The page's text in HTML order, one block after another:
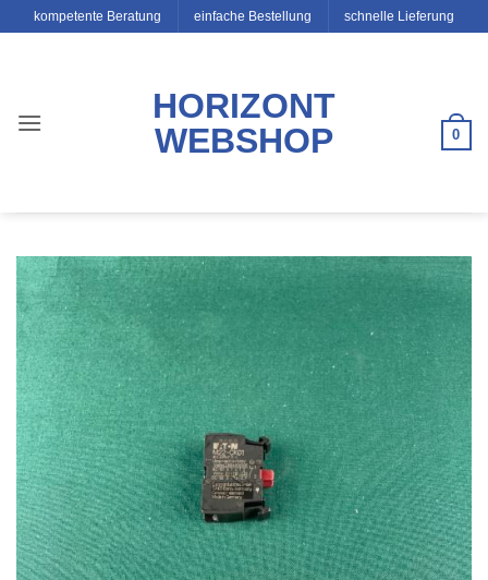
kompetente Beratung einfache Bestellung schnelle Lieferung
HORIZONT
WEBSHOP
0